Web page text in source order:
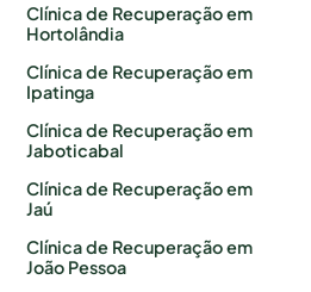
Clínica de Recuperação em
Hortolândia
Clínica de Recuperação em
Ipatinga
Clínica de Recuperação em
Jaboticabal
Clínica de Recuperação em
Jaú
Clínica de Recuperação em
João Pessoa